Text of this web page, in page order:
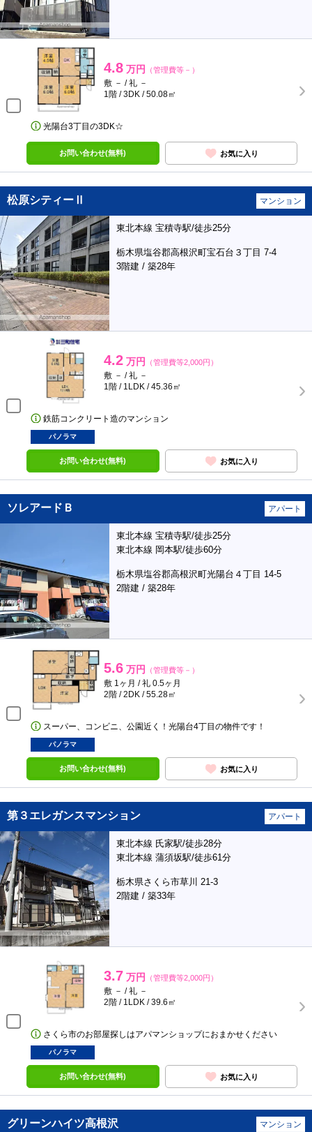
4.8 万円 （管理費等－）
敷 － / 礼 －
1階 / 3DK / 50.08㎡
光陽台3丁目の3DK☆
お問い合わせ(無料) お気に入り
松原シティーⅡ マンション
東北本線 宝積寺駅/徒歩25分
栃木県塩谷郡高根沢町宝石台３丁目 7-4
3階建 / 築28年
4.2 万円 （管理費等2,000円）
敷 － / 礼 －
1階 / 1LDK / 45.36㎡
鉄筋コンクリート造のマンション
パノラマ
お問い合わせ(無料) お気に入り
ソレアードＢ アパート
東北本線 宝積寺駅/徒歩25分
東北本線 岡本駅/徒歩60分
栃木県塩谷郡高根沢町光陽台４丁目 14-5
2階建 / 築28年
5.6 万円 （管理費等－）
敷 1ヶ月 / 礼 0.5ヶ月
2階 / 2DK / 55.28㎡
スーパー、コンビニ、公園近く！光陽台4丁目の物件です！
パノラマ
お問い合わせ(無料) お気に入り
第３エレガンスマンション アパート
東北本線 氏家駅/徒歩28分
東北本線 蒲須坂駅/徒歩61分
栃木県さくら市草川 21-3
2階建 / 築33年
3.7 万円 （管理費等2,000円）
敷 － / 礼 －
2階 / 1LDK / 39.6㎡
さくら市のお部屋探しはアパマンショップにおまかせください
パノラマ
お問い合わせ(無料) お気に入り
グリーンハイツ高根沢 マンション